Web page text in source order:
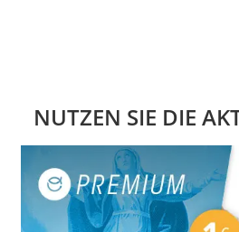
NUTZEN SIE DIE